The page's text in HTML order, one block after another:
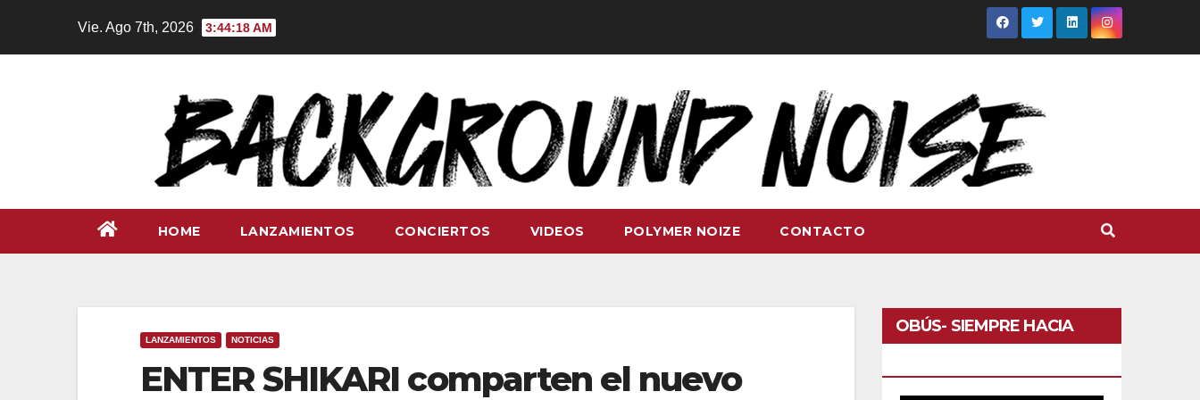
Vie. Ago 7th, 2026 3:44:20 AM
HOME LANZAMIENTOS CONCIERTOS VIDEOS POLYMER NOIZE CONTACTO
LANZAMIENTOS NOTICIAS
ENTER SHIKARI comparten el nuevo
OBÚS- SIEMPRE HACIA